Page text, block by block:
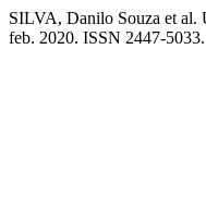
SILVA, Danilo Souza et al.
feb. 2020. ISSN 2447-